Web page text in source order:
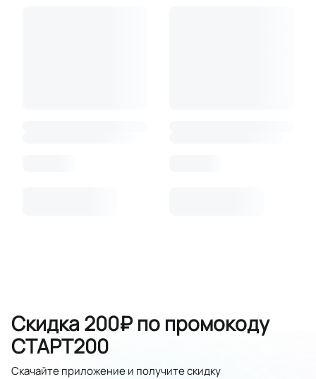
Скидка 200₽ по промокоду
СТАРТ200
Скачайте приложение и получите скидку